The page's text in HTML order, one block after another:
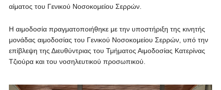
αίματος του Γενικού Νοσοκομείου Σερρών.
Η αιμοδοσία πραγματοποιήθηκε με την υποστήριξη της κινητής
μονάδας αιμοδοσίας του Γενικού Νοσοκομείου Σερρών, υπό την
επίβλεψη της Διευθύντριας του Τμήματος Αιμοδοσίας Κατερίνας
Τζιούρα και του νοσηλευτικού προσωπικού.